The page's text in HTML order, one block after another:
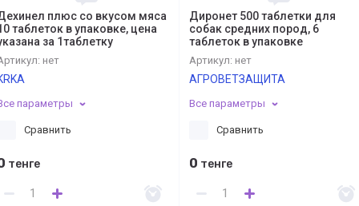
плюс со вкусом мяса
таблеток в упаковке, цена
за 1таблетку
нет
параметры
Сравнить
тенге
Диронет 500 таблетки для
собак средних пород, 6
таблеток в упаковке
Артикул: нет
АГРОВЕТЗАЩИТА
Все параметры
Сравнить
0 тенге